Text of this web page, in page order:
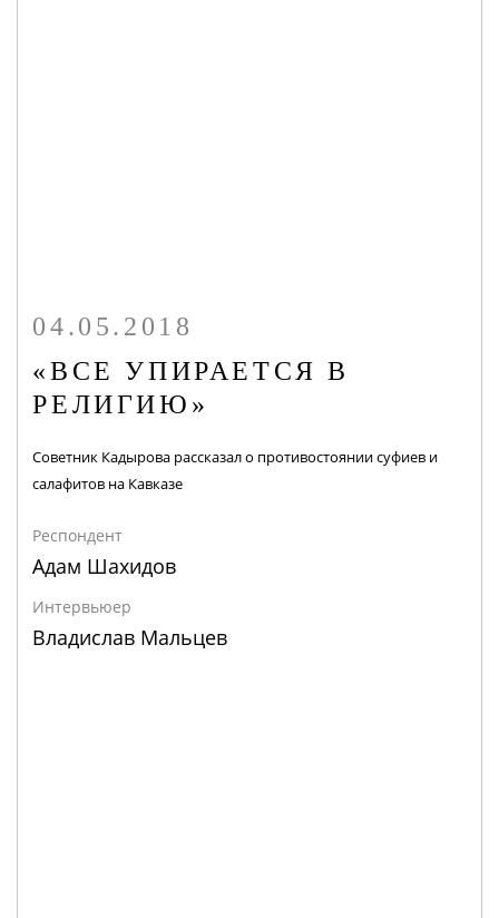
04.05.2018
«ВСЕ УПИРАЕТСЯ В
РЕЛИГИЮ»
Советник Кадырова рассказал о противостоянии суфиев и
салафитов на Кавказе
Респондент
Адам Шахидов
Интервьюер
Владислав Мальцев